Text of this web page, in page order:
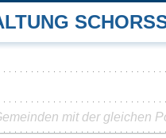
mit der gleichen